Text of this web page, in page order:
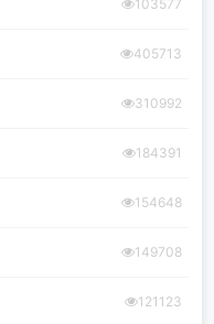
103577
405713
310992
184391
154648
149708
121123